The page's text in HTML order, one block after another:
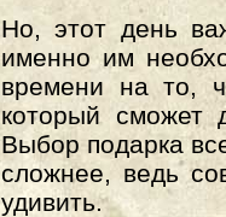
Но, этот день
именно им
времени на то,
который сможет
Выбор подарка
сложнее, ведь
удивить.